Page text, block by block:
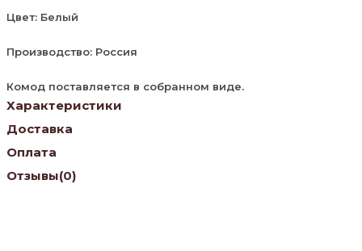
Цвет: Белый
Производство: Россия
Комод поставляется в собранном виде.
Характеристики
Доставка
Оплата
Отзывы(0)